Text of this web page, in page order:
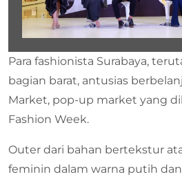
Para fashionista Surabaya,
bagian barat, antusias
Market, pop-up market yang
Fashion Week.
Outer dari bahan bertekstur
feminin dalam warna putih